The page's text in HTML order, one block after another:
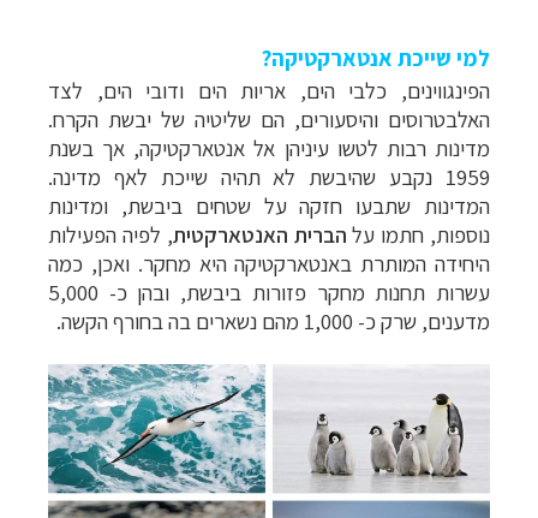
למי שייכת אנטארקטיקה?
הפינגווינים, כלבי הים, אריות הים ודובי הים, לצד
האלבטרוסים והיסעורים, הם שליטיה של יבשת הקרח.
מדינות רבות לטשו עיניהן אל אנטארקטיקה, אך בשנת
1959 נקבע שהיבשת לא תהיה שייכת לאף מדינה.
המדינות שתבעו חזקה על שטחים ביבשת, ומדינות
נוספות, חתמו על הברית האנטארקטית, לפיה הפעילות
היחידה המותרת באנטארקטיקה היא מחקר. ואכן, כמה
עשרות תחנות מחקר פזורות ביבשת, ובהן כ- 5,000
מדענים, שרק כ- 1,000 מהם נשארים בה בחורף הקשה.